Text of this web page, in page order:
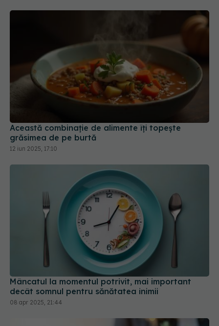
Această combinație de alimente îți topește
grăsimea de pe burtă
Mâncatul la momentul potrivit, mai important
decât somnul pentru sănătatea inimii
08 apr 2025, 21:44